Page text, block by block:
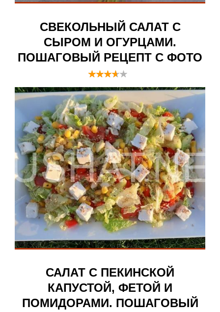
СВЕКОЛЬНЫЙ САЛАТ С
СЫРОМ И ОГУРЦАМИ.
ПОШАГОВЫЙ РЕЦЕПТ С ФОТО
САЛАТ С ПЕКИНСКОЙ
КАПУСТОЙ, ФЕТОЙ И
ПОМИДОРАМИ. ПОШАГОВЫЙ